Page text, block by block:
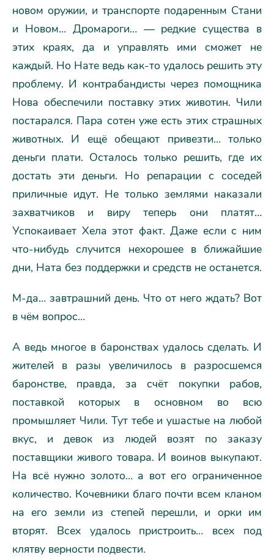
новом оружии, и транспорте подаренным Стани
и Новом… Дромароги… — редкие существа в
этих краях, да и управлять ими сможет не
каждый. Но Нате ведь как-то удалось решить эту
проблему. И контрабандисты через помощника
Нова обеспечили поставку этих животин. Чили
постарался. Пара сотен уже есть этих страшных
животных. И ещё обещают привезти… только
деньги плати. Осталось только решить, где их
достать эти деньги. Но репарации с соседей
приличные идут. Не только землями наказали
захватчиков и виру теперь они платят…
Успокаивает Хела этот факт. Даже если с ним
что-нибудь случится нехорошее в ближайшие
дни, Ната без поддержки и средств не останется.
М-да… завтрашний день. Что от него ждать? Вот
в чём вопрос…
А ведь многое в баронствах удалось сделать. И
жителей в разы увеличилось в разросшемся
баронстве, правда, за счёт покупки рабов,
поставкой которых в основном во всю
промышляет Чили. Тут тебе и ушастые на любой
вкус, и девок из людей возят по заказу
поставщики живого товара. И воинов выкупают.
На всё нужно золото… а вот его ограниченное
количество. Кочевники благо почти всем кланом
на его земли из степей перешли, и орки им
вторят. Всех удалось пристроить… всех под
клятву верности подвести.